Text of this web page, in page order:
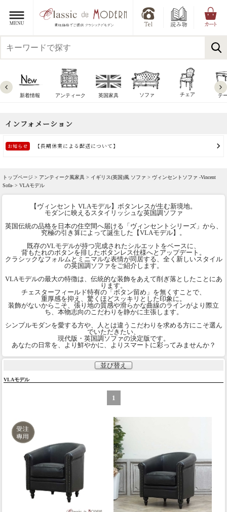
新着情報 アンティーク 英国家具 ソファ チェア テ
トップページ > アンティーク風家具 > イギリス(英国)風 ソファ > ヴィンセントソファ -Vincent
Sofa- > VLAモデル
【ヴィンセント VLAモデル】ボタンレスが生む新境地。
モダンに映えるスタイリッシュな英国調ソファ
英国伝統の品格を日本の住空間へ届ける「ヴィンセントシリーズ」から、
究極の引き算によって誕生した【VLAモデル】。
既存のVLモデルが持つ完成されたシルエットをベースに、
背もたれのボタンを排したボタンレス仕様へとアップデート。
クラシックなフォルムとミニマルな表情が同居する、全く新しいスタイル
の英国調ソファをご紹介します。
VLAモデルの最大の特徴は、伝統的な装飾をあえて削ぎ落としたことにあ
ります。
チェスターフィールド特有の「ボタン留め」を無くすことで、
重厚感を抑え、驚くほどスッキリとした印象に。
装飾がないからこそ、張り地の質感や滑らかな曲線のラインがより際立
ち、本物志向のこだわりを静かに主張します。
シンプルモダンを愛する方や、人とは違うこだわりを求める方にこそ選ん
でいただきたい、
現代版・英国調ソファの決定版です。
あなたの日常を、より鮮やかに、よりスマートに彩ってみませんか？
並び替え
VLAモデル
1